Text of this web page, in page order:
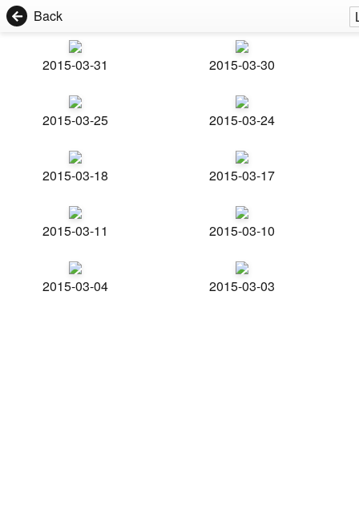
Back
2015-03-31 2015-03-30
2015-03-25 2015-03-24
2015-03-18 2015-03-17
2015-03-11 2015-03-10
2015-03-04 2015-03-03